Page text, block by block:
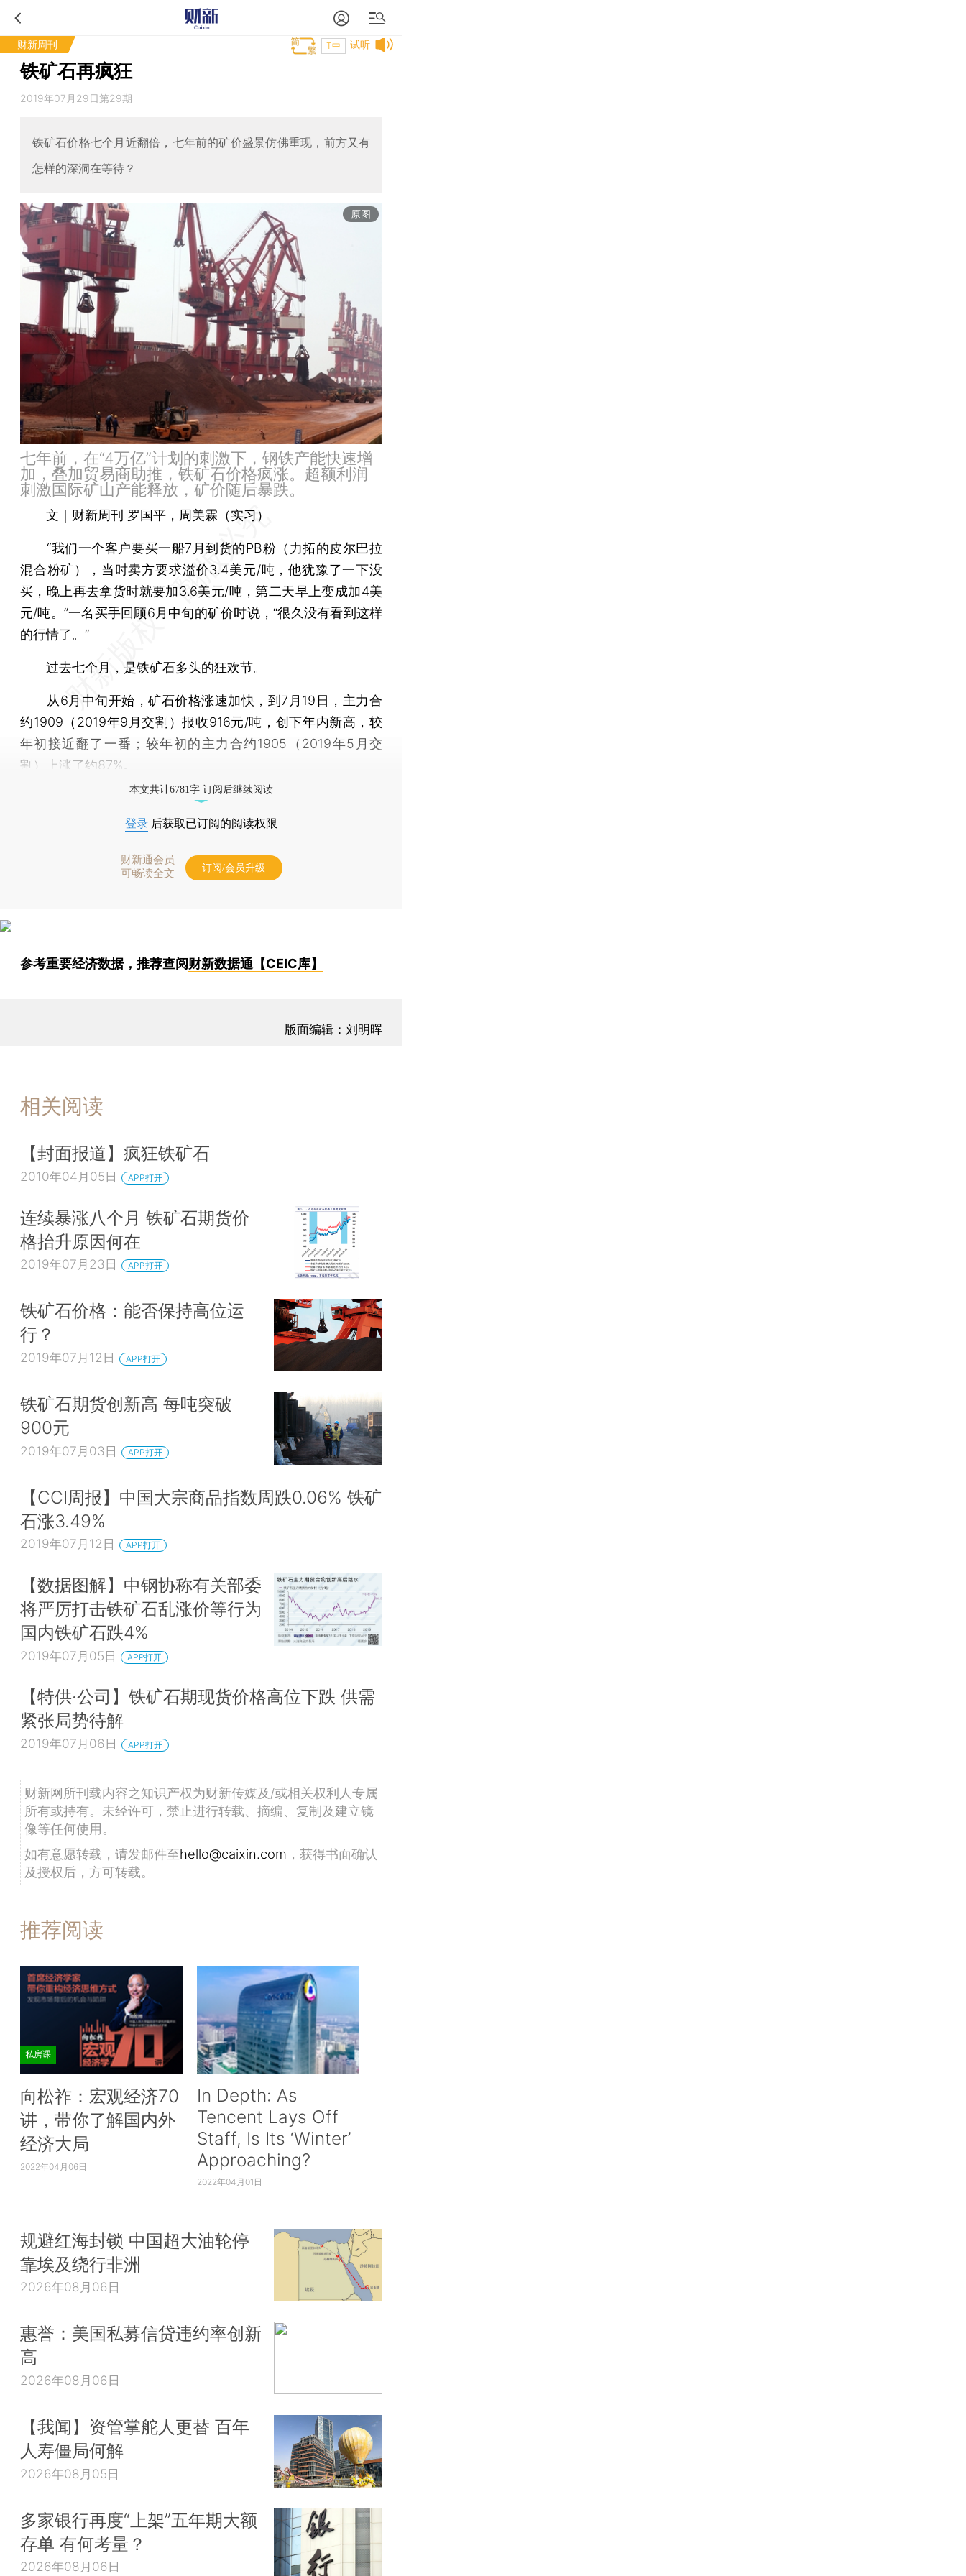
财新周刊 试听
T中
铁矿石再疯狂
2019年07月29日第29期
铁矿石价格七个月近翻倍，七年前的矿价盛景仿佛重现，前方又有
怎样的深洞在等待？
原图
七年前，在“4万亿”计划的刺激下，钢铁产能快速增
加，叠加贸易商助推，铁矿石价格疯涨。超额利润
刺激国际矿山产能释放，矿价随后暴跌。
文｜财新周刊 罗国平，周美霖（实习）
“我们一个客户要买一船7月到货的PB粉（力拓的皮尔巴拉
混合粉矿），当时卖方要求溢价3.4美元/吨，他犹豫了一下没
买，晚上再去拿货时就要加3.6美元/吨，第二天早上变成加4美
元/吨。”一名买手回顾6月中旬的矿价时说，“很久没有看到这样
的行情了。”
过去七个月，是铁矿石多头的狂欢节。
从6月中旬开始，矿石价格涨速加快，到7月19日，主力合
约1909（2019年9月交割）报收916元/吨，创下年内新高，较
年初接近翻了一番；较年初的主力合约1905（2019年5月交
割）上涨了约87%。
本文共计6781字 订阅后继续阅读
登录 后获取已订阅的阅读权限
财新通会员
可畅读全文
订阅/会员升级
参考重要经济数据，推荐查阅财新数据通【CEIC库】
版面编辑：刘明晖
相关阅读
【封面报道】疯狂铁矿石
2010年04月05日 APP打开
连续暴涨八个月 铁矿石期货价
格抬升原因何在
2019年07月23日 APP打开
铁矿石价格：能否保持高位运
行？
2019年07月12日 APP打开
铁矿石期货创新高 每吨突破
900元
2019年07月03日 APP打开
【CCI周报】中国大宗商品指数周跌0.06% 铁矿
石涨3.49%
2019年07月12日 APP打开
【数据图解】中钢协称有关部委
将严厉打击铁矿石乱涨价等行为
国内铁矿石跌4%
2019年07月05日 APP打开
【特供·公司】铁矿石期现货价格高位下跌 供需
紧张局势待解
2019年07月06日 APP打开
财新网所刊载内容之知识产权为财新传媒及/或相关权利人专属
所有或持有。未经许可，禁止进行转载、摘编、复制及建立镜
像等任何使用。
如有意愿转载，请发邮件至hello@caixin.com ，获得书面确认
及授权后，方可转载。
推荐阅读
私房课
向松祚：宏观经济70
讲，带你了解国内外
经济大局
2022年04月06日
In Depth: As
Tencent Lays Off
Staff, Is Its ‘Winter’
Approaching?
2022年04月01日
规避红海封锁 中国超大油轮停
靠埃及绕行非洲
2026年08月06日
惠誉：美国私募信贷违约率创新
高
2026年08月06日
【我闻】资管掌舵人更替 百年
人寿僵局何解
2026年08月05日
多家银行再度“上架”五年期大额
存单 有何考量？
2026年08月06日